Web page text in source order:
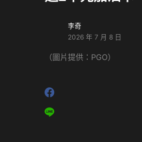
李奇
2026 年 7 月 8 日
（圖片提供：PGO）